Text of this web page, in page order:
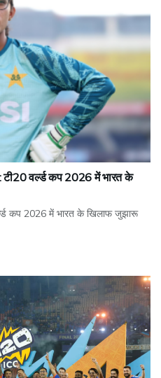
वर्ल्ड कप 2026 में भारत के
कप 2026 में भारत के खिलाफ जुझारू